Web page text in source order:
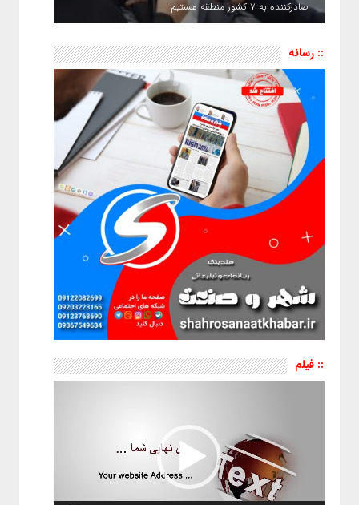
صادرکننده به ۷ کشور منطقه هستیم
:: رسانه
:: فیلم
نمایشگر